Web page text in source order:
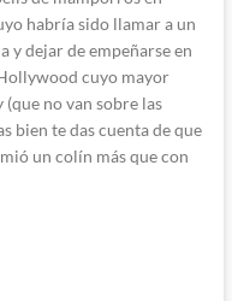
habría sido llamar a un
dejar de empeñarse en
cuyo mayor
no van sobre las
bien te das cuenta de que
un colín más que con